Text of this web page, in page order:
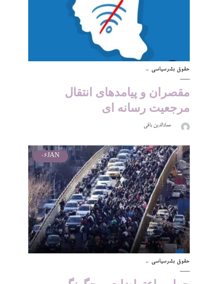
حقوق بشرسیاسی
مقصران و پیامدهای انتقال
مرجعیت رسانه ای
عمادالدین باقی
JAN
06
حقوق بشرسیاسی